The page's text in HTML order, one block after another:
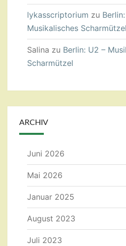
lykasscriptorium zu
Musikalisches Scharmützel
Salina zu Berlin: U2 –
Scharmützel
ARCHIV
Juni 2026
Mai 2026
Januar 2025
August 2023
Juli 2023